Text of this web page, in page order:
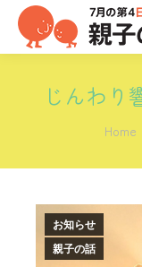
じんわり
You
Home
お知らせ
親子の話